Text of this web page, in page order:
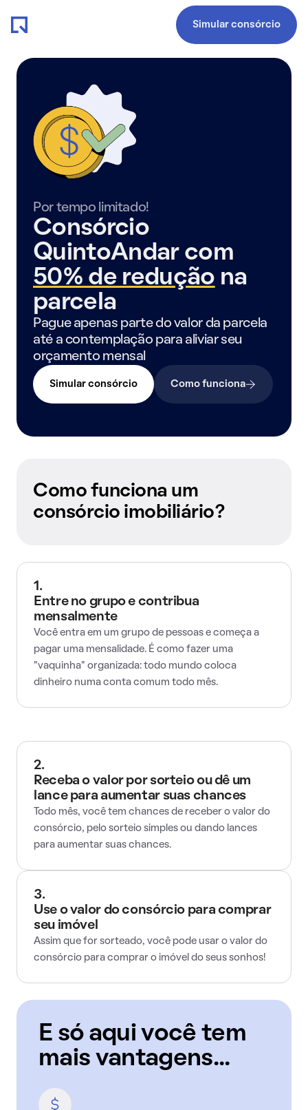
Simular consórcio
Por tempo limitado!
Consórcio
QuintoAndar com
50% de redução na
parcela
Pague apenas parte do valor da parcela
até a contemplação para aliviar seu
orçamento mensal
Simular consórcio Como funciona
Como funciona um
consórcio imobiliário?
1.
Entre no grupo e contribua
mensalmente
Você entra em um grupo de pessoas e começa a
pagar uma mensalidade. É como fazer uma
"vaquinha" organizada: todo mundo coloca
dinheiro numa conta comum todo mês.
2.
Receba o valor por sorteio ou dê um
lance para aumentar suas chances
Todo mês, você tem chances de receber o valor do
consórcio, pelo sorteio simples ou dando lances
para aumentar suas chances.
3.
Use o valor do consórcio para comprar
seu imóvel
Assim que for sorteado, você pode usar o valor do
consórcio para comprar o imóvel do seus sonhos!
E só aqui você tem
mais vantagens...